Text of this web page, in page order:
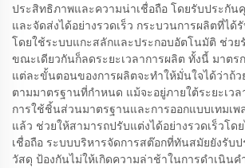
ประสิทธิภาพและความน่าเชื่อถือ โดยรับประกั
และจัดส่งได้อย่างรวดเร็ว กระบวนการผลิตที่ได้
โดยใช้ระบบแกะสลักและประกอบอัตโนมัติ ช่วย
ขณะเดียวกันก็ลดระยะเวลาการผลิต ทั้งนี้ มาต
แต่ละขั้นตอนของการผลิตจะทำให้มั่นใจได้ว่าถ้ว
ตามมาตรฐานที่กำหนด แม้จะอยู่ภายใต้ระยะเวล
การใช้ชิ้นส่วนมาตรฐานและการออกแบบเทมเ
แล้ว ช่วยให้สามารถปรับแต่งได้อย่างรวดเร็วโด
เชื่อถือ ระบบบริหารจัดการสต๊อกที่ทันสมัยยังรับ
วัสดุ ป้องกันไม่ให้เกิดความล่าช้าในการดำเนิน